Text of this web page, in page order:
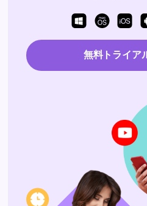
明示コンテンツ検出
お子様のスマホでペアレンタル
ダウンロード
無料トライア